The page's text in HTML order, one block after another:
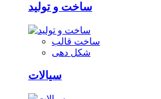
ساخت و تولید
ساخت قالب
شکل دهی
سیالات